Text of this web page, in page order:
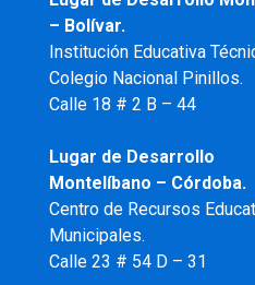
– Bolívar.
Institución Educativa
Colegio Nacional Pinillos.
Calle 18 # 2 B – 44
Lugar de Desarrollo
Montelíbano – Córdoba.
Centro de Recursos
Municipales.
Calle 23 # 54 D – 31